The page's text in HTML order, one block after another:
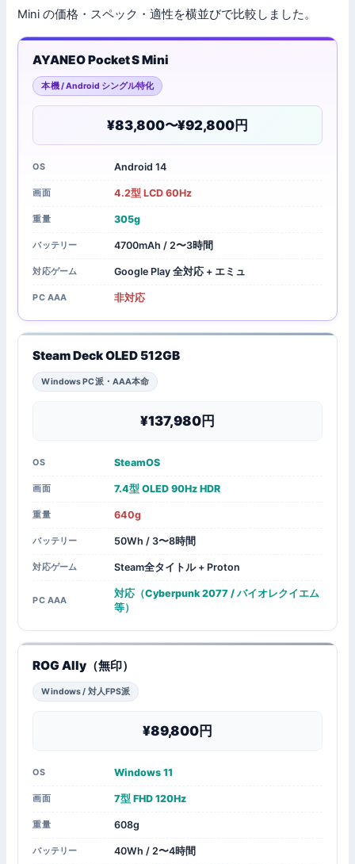
Mini の価格・スペック・適性を横並びで比較しました。
AYANEO Pocket S Mini
本機 / Android シングル特化
¥83,800〜¥92,800
OS Android 14
画面 4.2型 LCD 60Hz
重量 305g
バッテリー 4700mAh / 2〜3時間
対応ゲーム Google Play 全対応 + エミュ
PC AAA 非対応
Steam Deck OLED 512GB
Windows PC派・AAA本命
¥137,980
OS SteamOS
画面 7.4型 OLED 90Hz HDR
重量 640g
バッテリー 50Wh / 3〜8時間
対応ゲーム Steam全タイトル + Proton
PC AAA
対応（Cyberpunk 2077 / バイオレクイエム
等）
ROG Ally（無印）
Windows / 対人FPS派
¥89,800
OS Windows 11
画面 7型 FHD 120Hz
重量 608g
バッテリー 40Wh / 2〜4時間